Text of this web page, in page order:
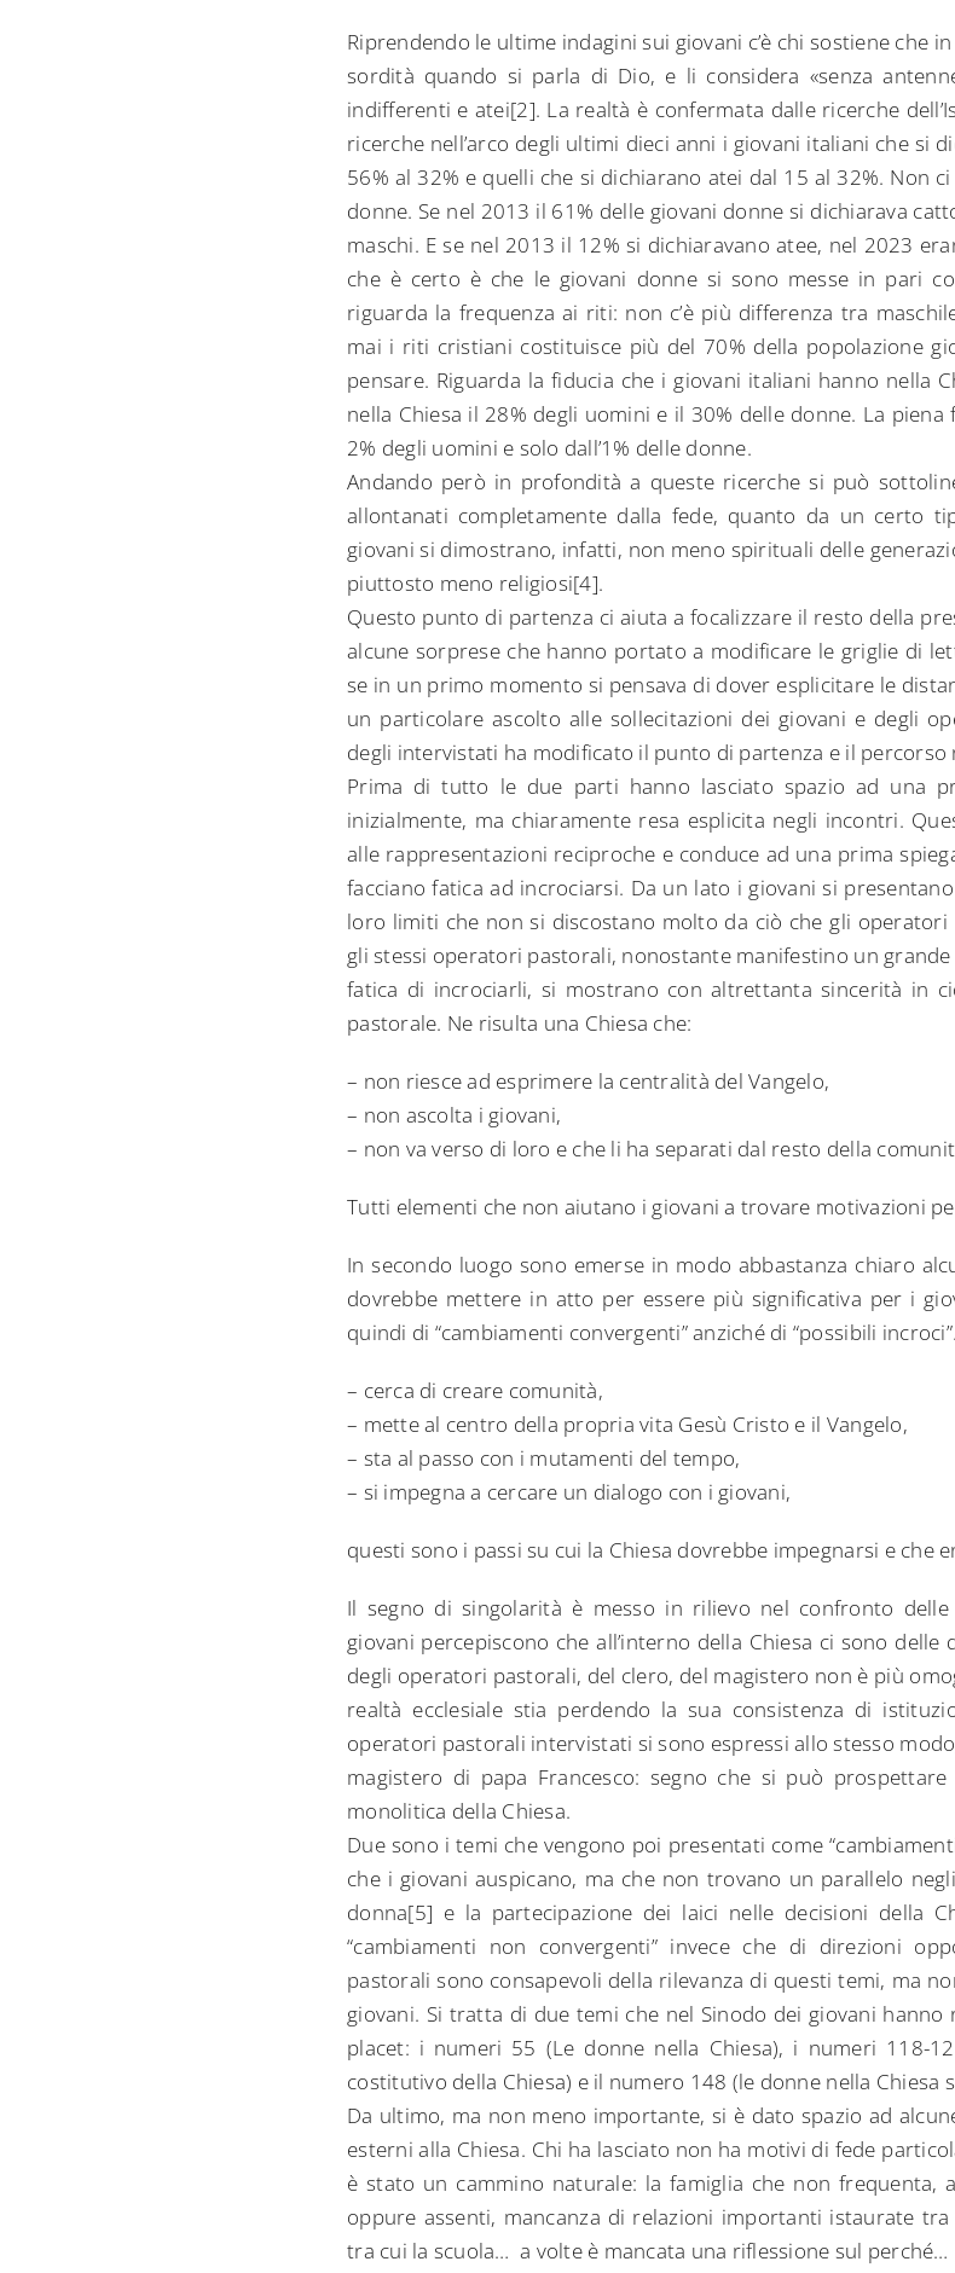
Riprendendo le ultime indagini sui giovani c’è chi sostiene che
sordità quando si parla di Dio, e li considera «senza
indifferenti e atei[2]. La realtà è confermata dalle ricerche
ricerche nell’arco degli ultimi dieci anni i giovani italiani che si
56% al 32% e quelli che si dichiarano atei dal 15 al 32%. Non
donne. Se nel 2013 il 61% delle giovani donne si dichiarava
maschi. E se nel 2013 il 12% si dichiaravano atee, nel 2023
che è certo è che le giovani donne si sono messe in pari
riguarda la frequenza ai riti: non c’è più differenza tra
mai i riti cristiani costituisce più del 70% della popolazione
pensare. Riguarda la fiducia che i giovani italiani hanno nella
nella Chiesa il 28% degli uomini e il 30% delle donne. La piena
2% degli uomini e solo dall’1% delle donne.
Andando però in profondità a queste ricerche si può
allontanati completamente dalla fede, quanto da un certo
giovani si dimostrano, infatti, non meno spirituali delle
piuttosto meno religiosi[4].
Questo punto di partenza ci aiuta a focalizzare il resto della
alcune sorprese che hanno portato a modificare le griglie di
se in un primo momento si pensava di dover esplicitare le
un particolare ascolto alle sollecitazioni dei giovani e degli
degli intervistati ha modificato il punto di partenza e il percorso
Prima di tutto le due parti hanno lasciato spazio ad una
inizialmente, ma chiaramente resa esplicita negli incontri.
alle rappresentazioni reciproche e conduce ad una prima
facciano fatica ad incrociarsi. Da un lato i giovani si
loro limiti che non si discostano molto da ciò che gli operatori
gli stessi operatori pastorali, nonostante manifestino un
fatica di incrociarli, si mostrano con altrettanta sincerità in
pastorale. Ne risulta una Chiesa che:
– non riesce ad esprimere la centralità del Vangelo,
– non ascolta i giovani,
– non va verso di loro e che li ha separati dal resto della
Tutti elementi che non aiutano i giovani a trovare motivazioni
In secondo luogo sono emerse in modo abbastanza chiaro
dovrebbe mettere in atto per essere più significativa per i
quindi di “cambiamenti convergenti” anziché di “possibili
– cerca di creare comunità,
– mette al centro della propria vita Gesù Cristo e il Vangelo,
– sta al passo con i mutamenti del tempo,
– si impegna a cercare un dialogo con i giovani,
questi sono i passi su cui la Chiesa dovrebbe impegnarsi e che
Il segno di singolarità è messo in rilievo nel confronto
giovani percepiscono che all’interno della Chiesa ci sono
degli operatori pastorali, del clero, del magistero non è più
realtà ecclesiale stia perdendo la sua consistenza di
operatori pastorali intervistati si sono espressi allo stesso
magistero di papa Francesco: segno che si può
monolitica della Chiesa.
Due sono i temi che vengono poi presentati come
che i giovani auspicano, ma che non trovano un parallelo
donna[5] e la partecipazione dei laici nelle decisioni della
“cambiamenti non convergenti” invece che di direzioni
pastorali sono consapevoli della rilevanza di questi temi, ma
giovani. Si tratta di due temi che nel Sinodo dei giovani
placet: i numeri 55 (Le donne nella Chiesa), i numeri 118-
costitutivo della Chiesa) e il numero 148 (le donne nella Chiesa
Da ultimo, ma non meno importante, si è dato spazio ad
esterni alla Chiesa. Chi ha lasciato non ha motivi di fede
è stato un cammino naturale: la famiglia che non frequenta,
oppure assenti, mancanza di relazioni importanti istaurate
tra cui la scuola… a volte è mancata una riflessione sul perché…